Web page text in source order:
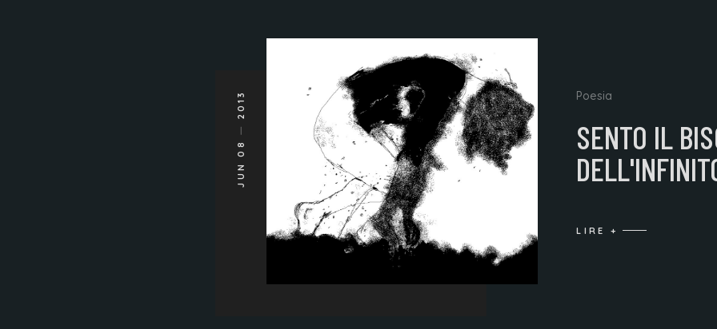
Poesia
SENTO IL
LIRE +
JUN 08
2013